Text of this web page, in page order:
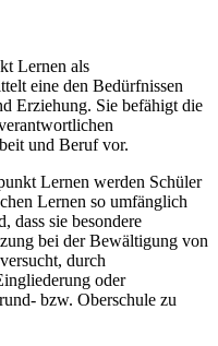
Lernen als
eine den Bedürfnissen
Erziehung. Sie befähigt die
und Beruf vor.
Lernen werden Schüler
Lernen so umfänglich
dass sie besondere
bei der Bewältigung von
durch
oder
bzw. Oberschule zu